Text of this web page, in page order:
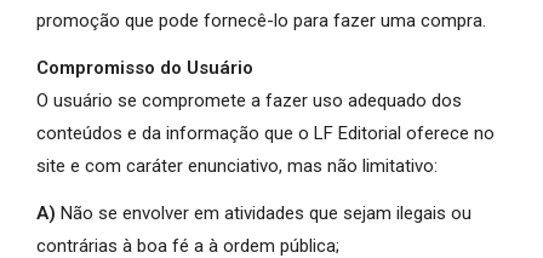
promoção que pode fornecê-lo para fazer uma compra.
Compromisso do Usuário
O usuário se compromete a fazer uso adequado dos
conteúdos e da informação que o LF Editorial oferece no
site e com caráter enunciativo, mas não limitativo:
A) Não se envolver em atividades que sejam ilegais ou
contrárias à boa fé a à ordem pública;